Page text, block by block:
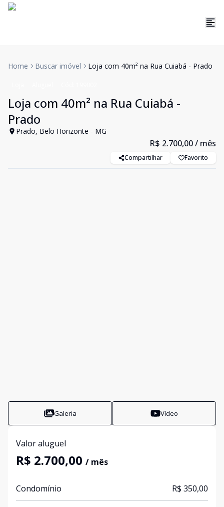
Home Buscar imóvel Loja com 40m² na Rua Cuiabá - Prado
Loja com 40m² na Rua Cuiabá -
Prado
Prado, Belo Horizonte - MG
R$ 2.700,00/ mês
Compartilhar Favorito
Galeria Vídeo
Valor aluguel
R$ 2.700,00 / mês
Condomínio R$ 350,00